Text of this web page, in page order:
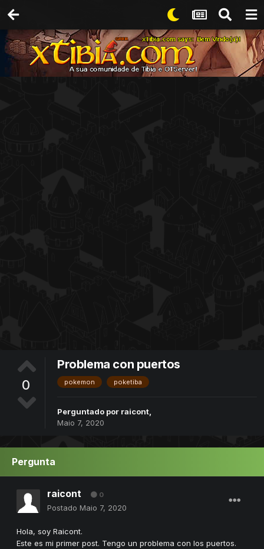
0
Problema con puertos
pokemon poketiba
Perguntado por raicont,
Maio 7, 2020
Pergunta
raicont 0
Postado Maio 7, 2020
Hola, soy Raicont.
Este es mi primer post. Tengo un problema con los puertos.